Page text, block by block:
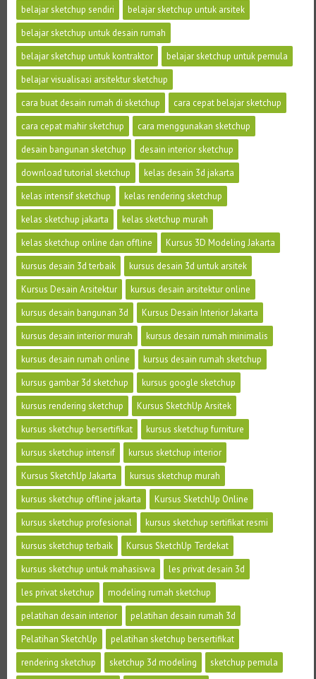
belajar sketchup sendiri
belajar sketchup untuk arsitek
belajar sketchup untuk desain rumah
belajar sketchup untuk kontraktor
belajar sketchup untuk pemula
belajar visualisasi arsitektur sketchup
cara buat desain rumah di sketchup
cara cepat belajar sketchup
cara cepat mahir sketchup
cara menggunakan sketchup
desain bangunan sketchup
desain interior sketchup
download tutorial sketchup
kelas desain 3d jakarta
kelas intensif sketchup
kelas rendering sketchup
kelas sketchup jakarta
kelas sketchup murah
kelas sketchup online dan offline
Kursus 3D Modeling Jakarta
kursus desain 3d terbaik
kursus desain 3d untuk arsitek
Kursus Desain Arsitektur
kursus desain arsitektur online
kursus desain bangunan 3d
Kursus Desain Interior Jakarta
kursus desain interior murah
kursus desain rumah minimalis
kursus desain rumah online
kursus desain rumah sketchup
kursus gambar 3d sketchup
kursus google sketchup
kursus rendering sketchup
Kursus SketchUp Arsitek
kursus sketchup bersertifikat
kursus sketchup furniture
kursus sketchup intensif
kursus sketchup interior
Kursus SketchUp Jakarta
kursus sketchup murah
kursus sketchup offline jakarta
Kursus SketchUp Online
kursus sketchup profesional
kursus sketchup sertifikat resmi
kursus sketchup terbaik
Kursus SketchUp Terdekat
kursus sketchup untuk mahasiswa
les privat desain 3d
les privat sketchup
modeling rumah sketchup
pelatihan desain interior
pelatihan desain rumah 3d
Pelatihan SketchUp
pelatihan sketchup bersertifikat
rendering sketchup
sketchup 3d modeling
sketchup pemula